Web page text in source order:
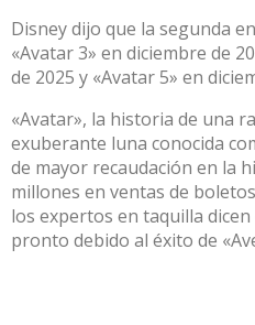
Disney dijo que la segunda
«Avatar 3» en diciembre de
de 2025 y «Avatar 5» en
«Avatar», la historia de una
exuberante luna conocida
de mayor recaudación en la
millones en ventas de
los expertos en taquilla
pronto debido al éxito de